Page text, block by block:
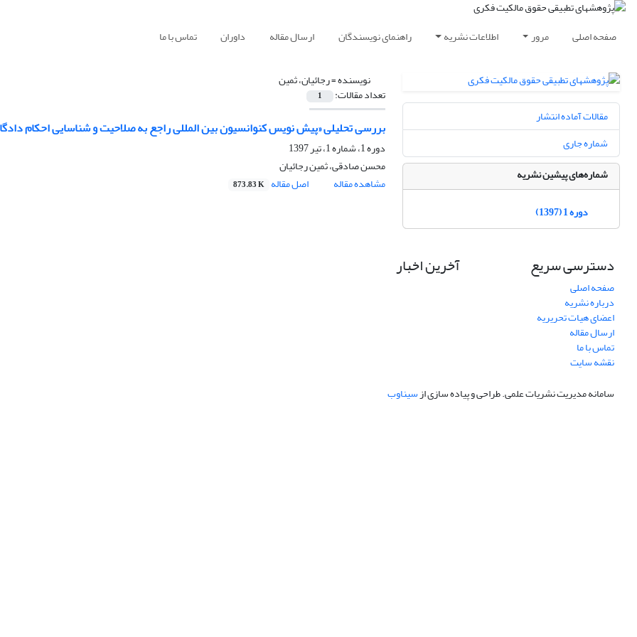
صفحه اصلی مرور اطلاعات نشریه راهنمای نویسندگان ارسال مقاله داوران تماس با ما
نویسنده =رجائیان، ثمین
تعداد مقالات: 1
بررسی تحلیلی «پیش نویس کنوانسیون بین المللی راجع به صلاحیت و شناسایی احکام
دوره 1، شماره 1، تیر 1397
محسن صادقی، ثمین رجائیان
مشاهده مقاله
اصل مقاله 873.83 K
مقالات آماده انتشار
شماره جاری
شماره‌های پیشین نشریه
دوره 1 (1397)
دسترسی سریع
صفحه اصلی
درباره نشریه
اعضای هیات تحریریه
ارسال مقاله
تماس با ما
نقشه سایت
آخرین اخبار
سامانه مدیریت نشریات علمی.طراحی و پیاده سازی ازسیناوب